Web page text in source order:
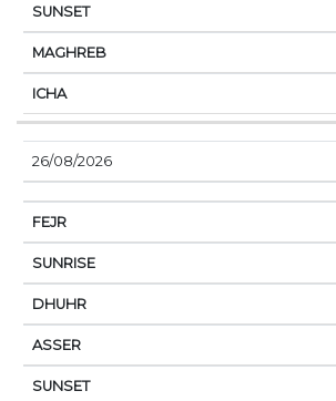
26/08/2026